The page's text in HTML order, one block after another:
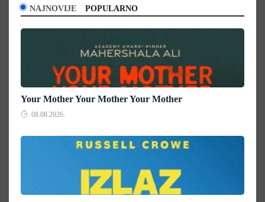
NAJNOVIJE POPULARNO
Your Mother Your Mother Your Mother
08.08.2026.